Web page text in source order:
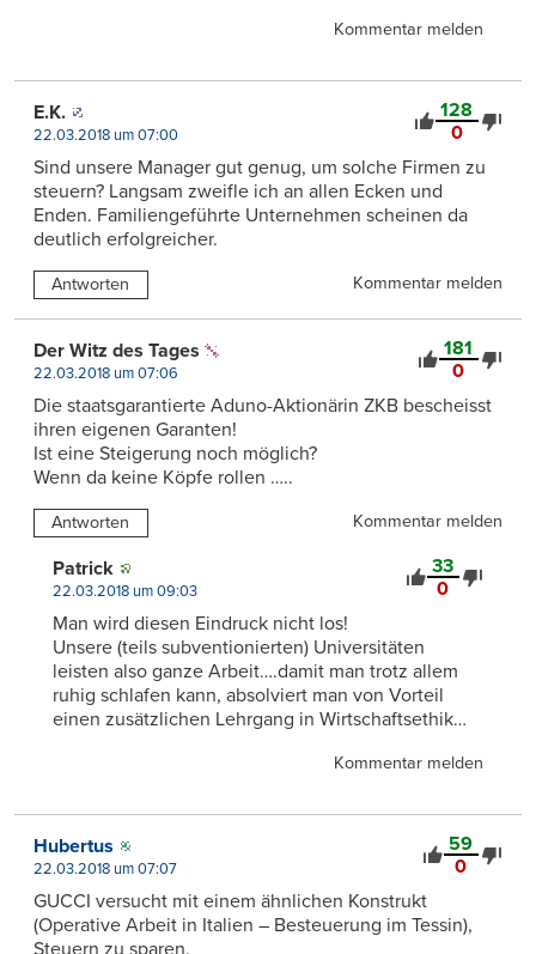
Kommentar melden
128
0
E.K.
22.03.2018 um 07:00
Sind unsere Manager gut genug, um solche Firmen zu
steuern? Langsam zweifle ich an allen Ecken und
Enden. Familiengeführte Unternehmen scheinen da
deutlich erfolgreicher.
Antworten Kommentar melden
181
0
Der Witz des Tages
22.03.2018 um 07:06
Die staatsgarantierte Aduno-Aktionärin ZKB bescheisst
ihren eigenen Garanten!
Ist eine Steigerung noch möglich?
Wenn da keine Köpfe rollen …..
Antworten Kommentar melden
33
0
Patrick
22.03.2018 um 09:03
Man wird diesen Eindruck nicht los!
Unsere (teils subventionierten) Universitäten
leisten also ganze Arbeit….damit man trotz allem
ruhig schlafen kann, absolviert man von Vorteil
einen zusätzlichen Lehrgang in Wirtschaftsethik…
Kommentar melden
59
0
Hubertus
22.03.2018 um 07:07
GUCCI versucht mit einem ähnlichen Konstrukt
(Operative Arbeit in Italien – Besteuerung im Tessin),